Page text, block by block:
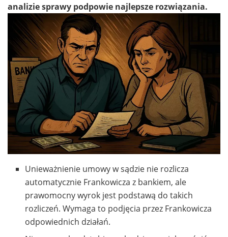
analizie sprawy podpowie najlepsze rozwiązania.
Unieważnienie umowy w sądzie nie rozlicza
automatycznie Frankowicza z bankiem, ale
prawomocny wyrok jest podstawą do takich
rozliczeń. Wymaga to podjęcia przez Frankowicza
odpowiednich działań.